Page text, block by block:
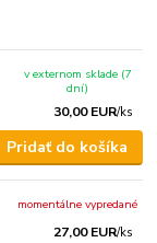
30,00 EUR/ks
v externom sklade (7
dní)
Pridať do košíka
27,00 EUR/ks
momentálne vypredané